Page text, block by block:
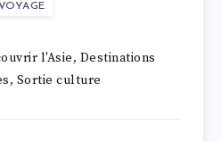
l'Asie, Destinations
, Sortie culture